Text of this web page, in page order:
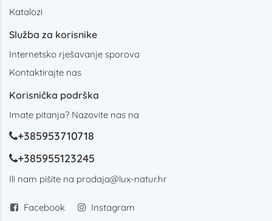
Katalozi
Služba za korisnike
Internetsko rješavanje sporova
Kontaktirajte nas
Korisnička podrška
Imate pitanja? Nazovite nas na
+385953710718
+385955123245
Ili nam pišite na prodaja@lux-natur.hr
Facebook Instagram